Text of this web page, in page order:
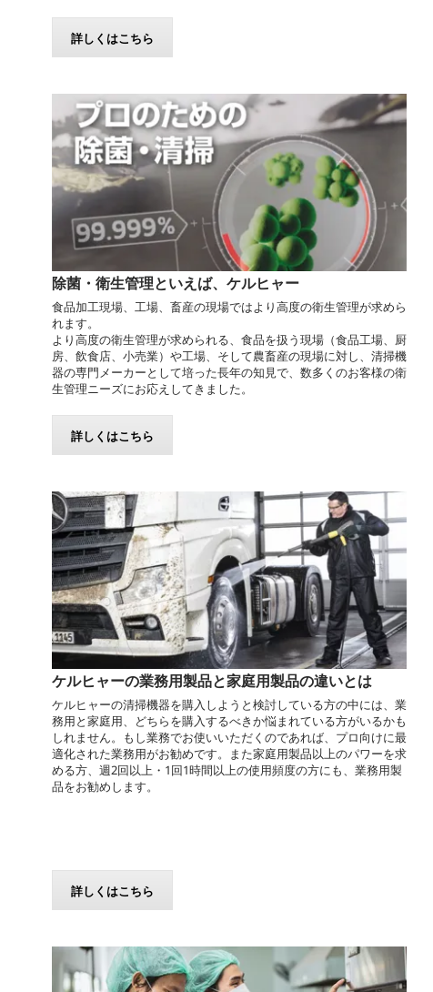
詳しくはこちら
除菌・衛生管理といえば、ケルヒャー
食品加工現場、工場、畜産の現場ではより高度の衛生管理が求めら
れます。
より高度の衛生管理が求められる、食品を扱う現場（食品工場、厨
房、飲食店、小売業）や工場、そして農畜産の現場に対し、清掃機
器の専門メーカーとして培った長年の知見で、数多くのお客様の衛
生管理ニーズにお応えしてきました。
詳しくはこちら
ケルヒャーの業務用製品と家庭用製品の違いとは
ケルヒャーの清掃機器を購入しようと検討している方の中には、業
務用と家庭用、どちらを購入するべきか悩まれている方がいるかも
しれません。もし業務でお使いいただくのであれば、プロ向けに最
適化された業務用がお勧めです。また家庭用製品以上のパワーを求
める方、週2回以上・1回1時間以上の使用頻度の方にも、業務用製
品をお勧めします。
詳しくはこちら